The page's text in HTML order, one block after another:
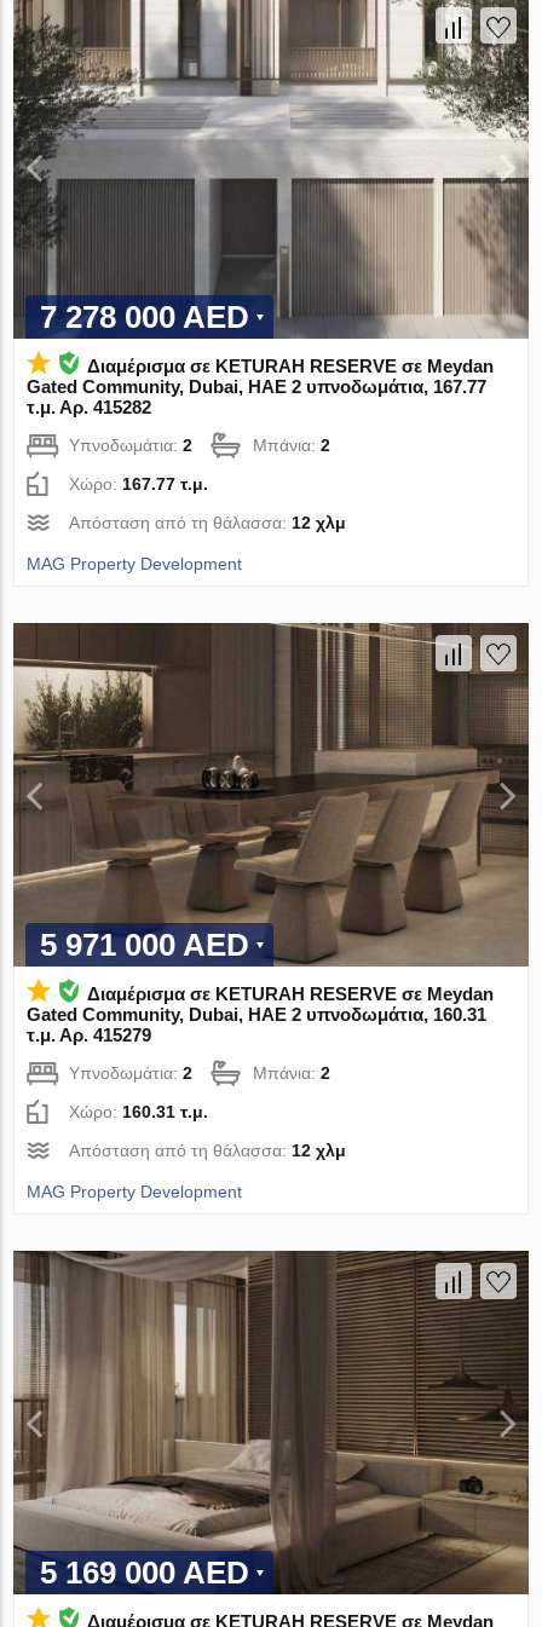
7 278 000 AED
Διαμέρισμα σε KETURAH RESERVE σε Meydan
Gated Community, Dubai, ΗΑΕ 2 υπνοδωμάτια, 167.77
τ.μ. Αρ. 415282
Υπνοδωμάτια:2 Μπάνια:2
Χώρο: 167.77 τ.μ.
Απόσταση από τη θάλασσα: 12 χλμ
MAG Property Development
5 971 000 AED
Διαμέρισμα σε KETURAH RESERVE σε Meydan
Gated Community, Dubai, ΗΑΕ 2 υπνοδωμάτια, 160.31
τ.μ. Αρ. 415279
Υπνοδωμάτια:2 Μπάνια:2
Χώρο: 160.31 τ.μ.
Απόσταση από τη θάλασσα: 12 χλμ
MAG Property Development
5 169 000 AED
Διαμέρισμα σε KETURAH RESERVE σε Meydan